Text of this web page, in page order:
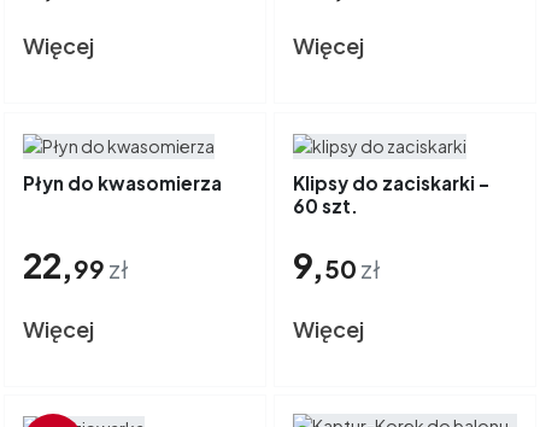
Więcej Więcej
Płyn do kwasomierza
22,99 zł
Więcej
Klipsy do zaciskarki -
60 szt.
9,50 zł
Więcej